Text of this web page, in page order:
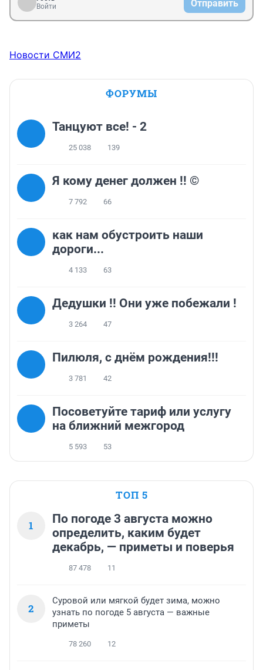
Войти
Отправить
Новости СМИ2
ФОРУМЫ
Танцуют все! - 2
25 038 139
Я кому денег должен !! ©
7 792 66
как нам обустроить наши
дороги...
4 133 63
Дедушки !! Они уже побежали !
3 264 47
Пилюля, с днём рождения!!!
3 781 42
Посоветуйте тариф или услугу
на ближний межгород
5 593 53
ТОП 5
1
По погоде 3 августа можно
определить, каким будет
декабрь, — приметы и поверья
87 478 11
2
Суровой или мягкой будет зима, можно
узнать по погоде 5 августа — важные
приметы
78 260 12